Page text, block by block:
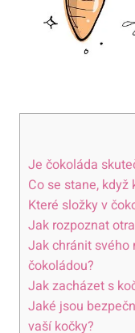
Je čokoláda
Co se stane, když
Které složky v
Jak rozpoznat
Jak chránit svého
čokoládou?
Jak zacházet s
Jaké jsou
vaší kočky?